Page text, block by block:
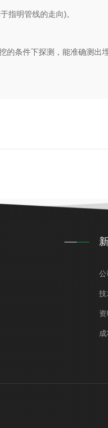
指明管线的走向)。
条件下探测，能准确测出
公
技